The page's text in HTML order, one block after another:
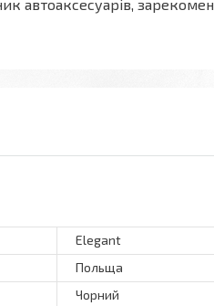
автоаксесуарів,
Elegant
Польща
Чорний